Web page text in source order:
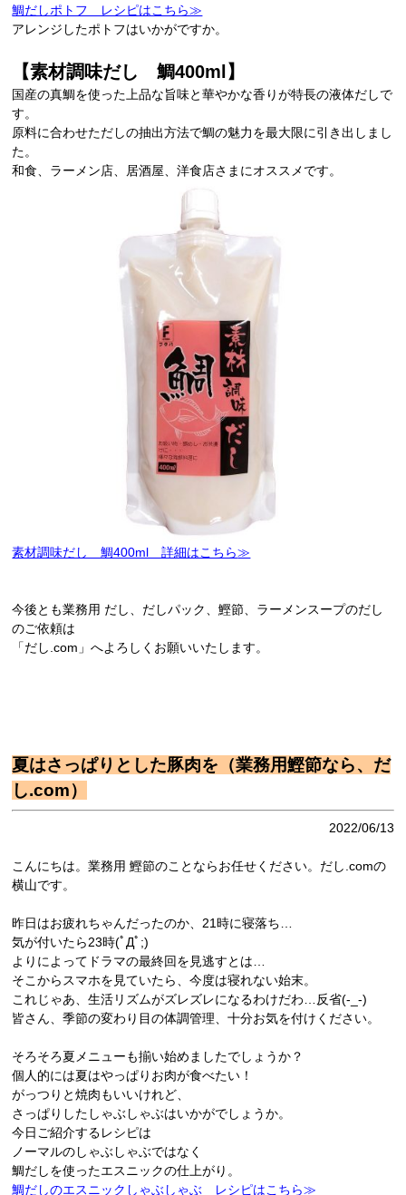
鯛だしポトフ レシピはこちら≫
アレンジしたポトフはいかがですか。
【素材調味だし 鯛400ml】
国産の真鯛を使った上品な旨味と華やかな香りが特長の液体だしで
す。
原料に合わせただしの抽出方法で鯛の魅力を最大限に引き出しまし
た。
和食、ラーメン店、居酒屋、洋食店さまにオススメです。
素材調味だし 鯛400ml 詳細はこちら≫
今後とも業務用 だし、だしパック、鰹節、ラーメンスープのだし
のご依頼は
「だし.com」へよろしくお願いいたします。
夏はさっぱりとした豚肉を（業務用鰹節なら、だ
し.com）
2022/06/13
こんにちは。業務用 鰹節のことならお任せください。だし.comの
横山です。
昨日はお疲れちゃんだったのか、21時に寝落ち…
気が付いたら23時(ﾟДﾟ;)
よりによってドラマの最終回を見逃すとは…
そこからスマホを見ていたら、今度は寝れない始末。
これじゃあ、生活リズムがズレズレになるわけだわ…反省(-_-)
皆さん、季節の変わり目の体調管理、十分お気を付けください。
そろそろ夏メニューも揃い始めましたでしょうか？
個人的には夏はやっぱりお肉が食べたい！
がっつりと焼肉もいいけれど、
さっぱりしたしゃぶしゃぶはいかがでしょうか。
今日ご紹介するレシピは
ノーマルのしゃぶしゃぶではなく
鯛だしを使ったエスニックの仕上がり。
鯛だしのエスニックしゃぶしゃぶ レシピはこちら≫